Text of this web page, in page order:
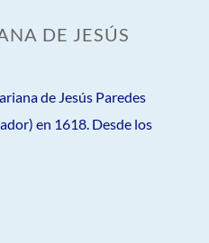
DE JESÚS
de Jesús Paredes
en 1618. Desde los